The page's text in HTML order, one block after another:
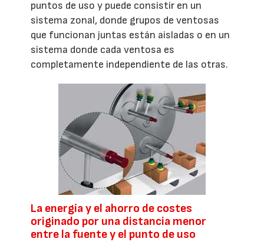
puntos de uso y puede consistir en un
sistema zonal, donde grupos de ventosas
que funcionan juntas están aisladas o en un
sistema donde cada ventosa es
completamente independiente de las otras.
La energía y el ahorro de costes
originado por una distancia menor
entre la fuente y el punto de uso